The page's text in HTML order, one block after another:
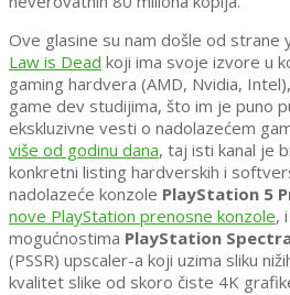
Ove glasine su nam došle od strane
Law is Dead koji ima svoje izvore u
gaming hardvera (AMD, Nvidia,
game dev studijima, što im je puno
ekskluzivne vesti o nadolazećem
više od godinu dana, taj isti kanal je
konkretni listing hardverskih i
nadolazeće konzole PlayStation 5
nove PlayStation prenosne konzole,
mogućnostima PlayStation
(PSSR) upscaler-a koji uzima sliku
kvalitet slike od skoro čiste 4K